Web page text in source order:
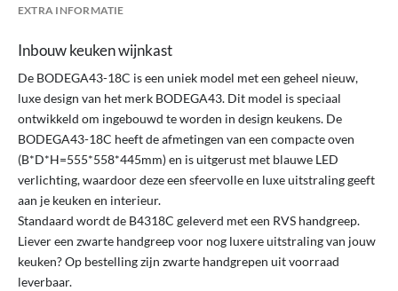
EXTRA INFORMATIE
Inbouw keuken wijnkast
De BODEGA43-18C is een uniek model met een geheel nieuw,
luxe design van het merk BODEGA43. Dit model is speciaal
ontwikkeld om ingebouwd te worden in design keukens. De
BODEGA43-18C heeft de afmetingen van een compacte oven
(B*D*H=555*558*445mm) en is uitgerust met blauwe LED
verlichting, waardoor deze een sfeervolle en luxe uitstraling geeft
aan je keuken en interieur.
Standaard wordt de B4318C geleverd met een RVS handgreep.
Liever een zwarte handgreep voor nog luxere uitstraling van jouw
keuken? Op bestelling zijn zwarte handgrepen uit voorraad
leverbaar.